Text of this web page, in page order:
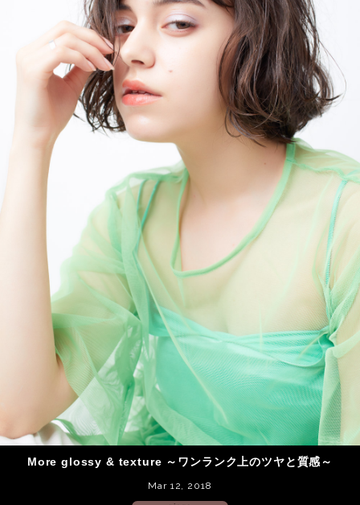
More glossy & texture ～ワンランク上のツヤと質感～
Mar 12, 2018